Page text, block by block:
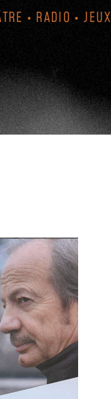
• RADIO • JEUX